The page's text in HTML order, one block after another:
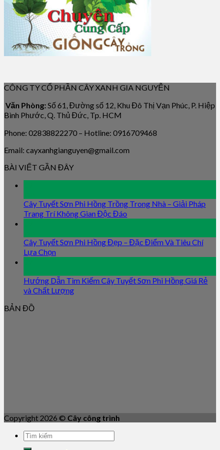
CÔNG TY CỔ PHẦN CÂY XANH GIA NGUYỄN
Văn Phòng: Số 61, Đường số 12, Khu Đô Thị Vạn Phúc, P. Hiệp
Bình Phước, Q. Thủ Đức, Tp. HCM
Phone: 02838822270 – Hotline: 0916709468
Email: cayxanhgianguyen@gmail.com
BÀI VIẾT GẦN ĐÂY
Cây Tuyết Sơn Phi Hồng Trồng Trong Nhà – Giải Pháp
Trang Trí Không Gian Độc Đáo
Cây Tuyết Sơn Phi Hồng Đẹp – Đặc Điểm Và Tiêu Chí
Lựa Chọn
Hướng Dẫn Tìm Kiếm Cây Tuyết Sơn Phi Hồng Giá Rẻ
và Chất Lượng
BẢN ĐỒ
Copyright 2026 © Cây công trình